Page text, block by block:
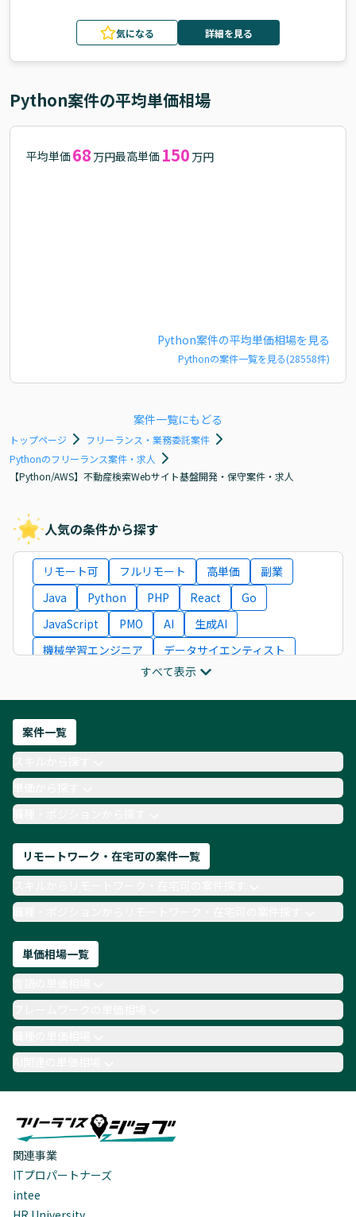
気になる 詳細を見る
Python案件の平均単価相場
平均単価 68 万円最高単価 150 万円
Python案件の平均単価相場を見る
Pythonの案件一覧を見る(28558件)
案件一覧にもどる
トップページ
フリーランス・業務委託案件
Pythonのフリーランス案件・求人
【Python/AWS】不動産検索Webサイト基盤開発・保守案件・求人
人気の条件から探す
リモート可 フルリモート 高単価
副業
Java
Python PHP React
Go
JavaScript
PMO AI
生成AI
機械学習エンジニア
データサイエンティスト
ITコンサルタント
フロントエンドエンジニア
ネットワークエンジニア
AIエンジニア
Webデザイナー
月収100万円 業務委託
COBOL
Ruby
TypeScript
Laravel AWS
すべて表示
案件一覧
単価から探す
職種・ポジションから探す
リモートワーク・在宅可の案件一覧
職種・ポジションからリモートワーク・在宅可の案件探す
単価相場一覧
職種の単価相場
AI関連の単価相場
関連事業
ITプロパートナーズ
intee